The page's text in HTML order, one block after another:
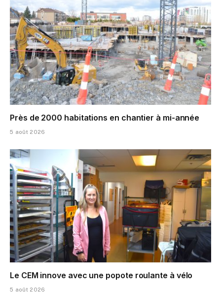
Près de 2000 habitations en chantier à mi-année
5 août 2026
Le CEM innove avec une popote roulante à vélo
5 août 2026